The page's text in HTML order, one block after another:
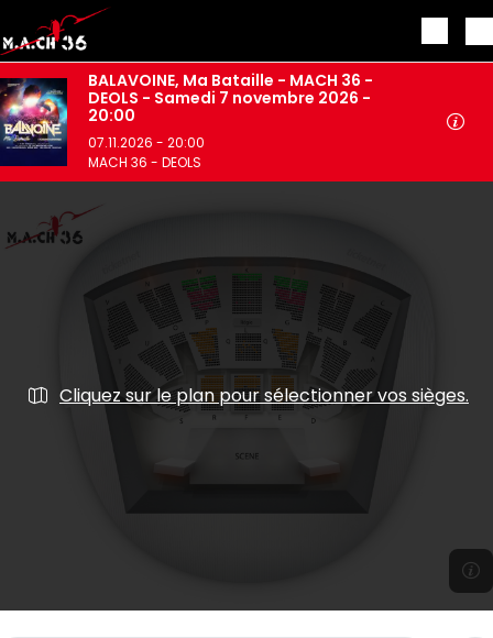
Aller au contenu principal
BALAVOINE, Ma Bataille - MACH 36 -
DEOLS - Samedi 7 novembre 2026 -
20:00
07.11.2026 - 20:00
MACH 36 - DEOLS
Cliquez sur le plan pour sélectionner vos sièges.